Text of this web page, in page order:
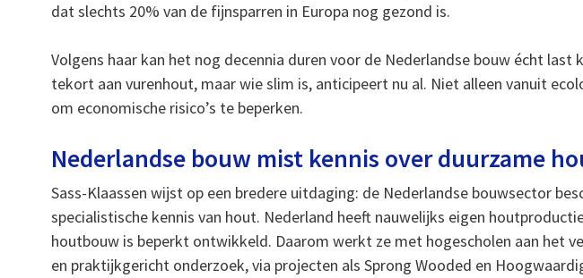
dat slechts 20% van de fijnsparren in Europa nog gezond is.
Volgens haar kan het nog decennia duren voor de Nederlandse bouw écht last
tekort aan vurenhout, maar wie slim is, anticipeert nu al. Niet alleen vanuit
om economische risico’s te beperken.
Nederlandse bouw mist kennis over duurzame
Sass-Klaassen wijst op een bredere uitdaging: de Nederlandse bouwsector
specialistische kennis van hout. Nederland heeft nauwelijks eigen
houtbouw is beperkt ontwikkeld. Daarom werkt ze met hogescholen aan het
en praktijkgericht onderzoek, via projecten als Sprong Wooded en